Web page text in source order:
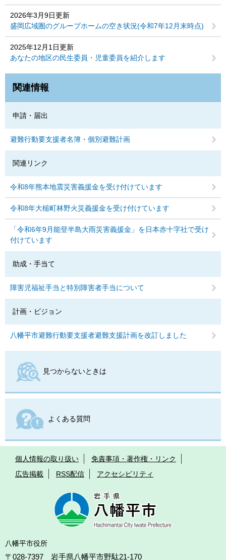
2026年3月9日更新
盛岡広域圏のグループホームの空き状況(令和7年12月末時点)
2025年12月1日更新
あなたの地区の民生委員・児童委員を紹介します
関連情報
申請・届出
避難行動要支援者名簿・個別避難計画
関連リンク
令和8年熊本地震災害義援金を受け付けています
令和8年大槌町林野火災義援金を受け付けています
「令和6年9月能登半島大雨災害義援金」を日本赤十字社で受け
付けています
助成・手当て
障害児福祉手当と特別障害者手当について
計画・ビジョン
八幡平市避難行動要支援者避難支援計画を改訂しました
見つからないときは
よくある質問
個人情報の取り扱い
免責事項・著作権・リンク
広告掲載
RSS配信 アクセシビリティ
八幡平市役所
〒028-7397 岩手県八幡平市野駄21-170